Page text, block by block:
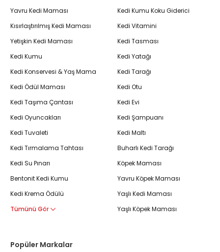
Yavru Kedi Maması
Kısırlaştırılmış Kedi Maması
Yetişkin Kedi Maması
Kedi Kumu
Kedi Konservesi & Yaş Mama
Kedi Ödül Maması
Kedi Taşıma Çantası
Kedi Oyuncakları
Kedi Tuvaleti
Kedi Tırmalama Tahtası
Kedi Su Pınarı
Bentonit Kedi Kumu
Kedi Krema Ödülü
Tümünü Gör
Kedi Kumu Koku Giderici
Kedi Vitamini
Kedi Tasması
Kedi Yatağı
Kedi Tarağı
Kedi Otu
Kedi Evi
Kedi Şampuanı
Kedi Maltı
Buharlı Kedi Tarağı
Köpek Maması
Yavru Köpek Maması
Yaşlı Kedi Maması
Yaşlı Köpek Maması
Popüler Markalar